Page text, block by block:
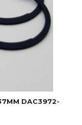
DAC3972-